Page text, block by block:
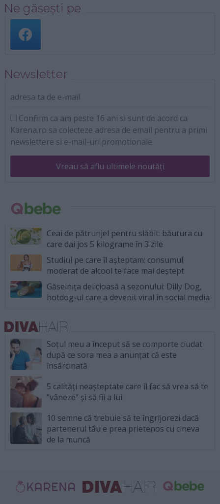
Ne găsești pe
Newsletter
adresa ta de e-mail
Confirm ca am peste 16 ani si sunt de acord ca
Karena.ro sa colecteze adresa de email pentru a primi
newslettere si e-mail-uri promotionale.
Vreau să aflu ultimele noutăți
Ceai de pătrunjel pentru slăbit: băutura cu
care dai jos 5 kilograme în 3 zile
Studiul pe care îl așteptam: consumul
moderat de alcool te face mai deștept
Găselnița delicioasă a sezonului: Dilly Dog,
hotdog-ul care a devenit viral în social media
Soțul meu a început să se comporte ciudat
după ce sora mea a anunțat că este
însărcinată
5 calități neașteptate care îl fac să vrea să te
"vâneze" și să fii a lui
10 semne că trebuie să te îngrijorezi dacă
partenerul tău e prea prietenos cu cineva
de la muncă